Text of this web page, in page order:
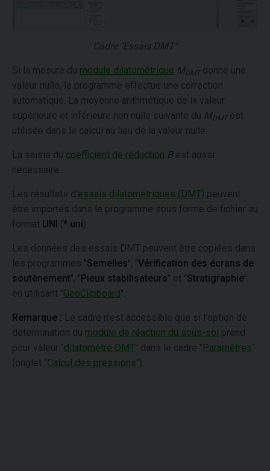
Cadre "Essais DMT"
Si la mesure du module dilatométrique MDMT donne une
valeur nulle, le programme effectue une correction
automatique. La moyenne arithmétique de la valeur
supérieure et inférieure non nulle suivante du MDMT est
utilisée dans le calcul au lieu de la valeur nulle.
La saisie du coefficient de réduction Best aussi
nécessaire.
Les résultats d'essais dilatométriques (DMT) peuvent
être importés dans le programme sous forme de fichier au
format UNI (*.uni).
Les données des essais DMT peuvent être copiées dans
les programmes "Semelles", "Vérification des écrans de
soutènement", " Pieux stabilisateurs" et "Stratigraphie"
en utilisant "GeoClipboard".
Remarque : Le cadre n'est accessible que si l'option de
détermination du module de réaction du sous-sol prend
pour valeur "dilatomètre DMT" dans le cadre " Paramètres"
(onglet "Calcul des pressions").